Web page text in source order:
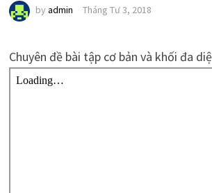
by admin Tháng Tư 3, 2018
Chuyên đề bài tập cơ bản và khối đa